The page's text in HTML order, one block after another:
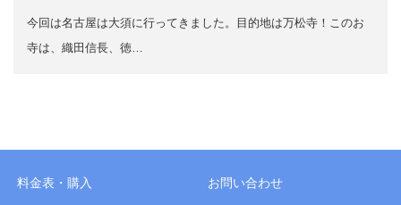
今回は名古屋は大須に行ってきました。目的地は万松寺！このお
寺は、織田信長、徳…
料金表・購入 お問い合わせ